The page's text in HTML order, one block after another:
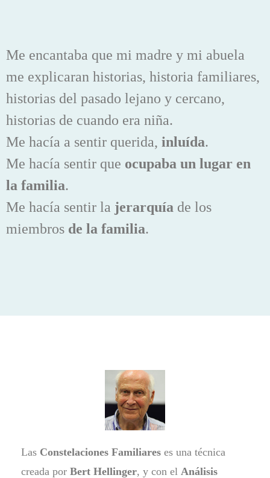
Me encantaba que mi madre y mi abuela
me explicaran historias, historia familiares,
historias del pasado lejano y cercano,
historias de cuando era niña.
Me hacía a sentir querida, inluída.
Me hacía sentir que ocupaba un lugar en
la familia.
Me hacía sentir la jerarquía de los
miembros de la familia.
Las Constelaciones Familiares es una técnica
creada por Bert Hellinger, y con el Análisis